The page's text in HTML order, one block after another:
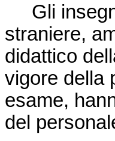
Gli
straniere,
didattico
vigore della
esame,
del